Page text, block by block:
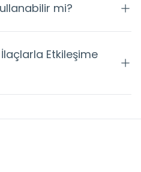
mi?
Etkileşime